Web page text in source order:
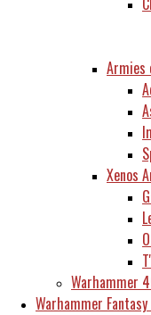
Armies
Xenos
Warhammer
Warhammer